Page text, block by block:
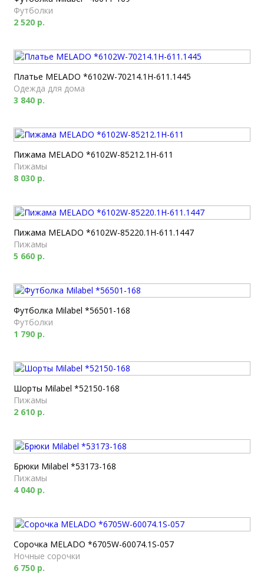
Футболки
2 520 р.
Платье MELADO *6102W-70214.1H-611.1445
Одежда для дома
3 840 р.
Пижама MELADO *6102W-85212.1H-611
Пижамы
8 030 р.
Пижама MELADO *6102W-85220.1H-611.1447
Пижамы
5 660 р.
Футболка Milabel *56501-168
Футболки
1 790 р.
Шорты Milabel *52150-168
Пижамы
2 610 р.
Брюки Milabel *53173-168
Пижамы
4 040 р.
Сорочка MELADO *6705W-60074.1S-057
Ночные сорочки
6 750 р.